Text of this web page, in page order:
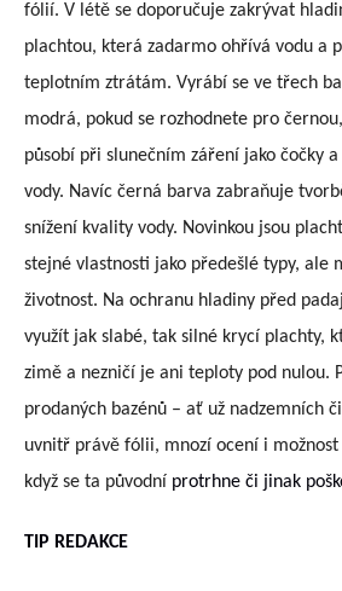
fólií. V létě se doporučuje zakrývat
plachtou, která zadarmo ohřívá vodu a
teplotním ztrátám. Vyrábí se ve třech
modrá, pokud se rozhodnete pro
působí při slunečním záření jako čočky
vody. Navíc černá barva zabraňuje
snížení kvality vody. Novinkou jsou
stejné vlastnosti jako předešlé typy, ale
životnost. Na ochranu hladiny před
využít jak slabé, tak silné krycí plachty,
zimě a nezničí je ani teploty pod nulou.
prodaných bazénů – ať už nadzemních
uvnitř právě fólii, mnozí ocení i
když se ta původní protrhne či jinak
TIP REDAKCE